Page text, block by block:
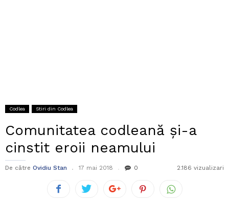
Codlea Stiri din Codlea
Comunitatea codleană și-a
cinstit eroii neamului
De către Ovidiu Stan 17 mai 2018 0 2.186 vizualizari